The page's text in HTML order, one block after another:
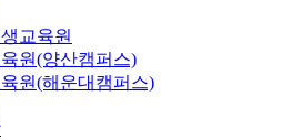
교육원
원(양산캠퍼스)
원(해운대캠퍼스)